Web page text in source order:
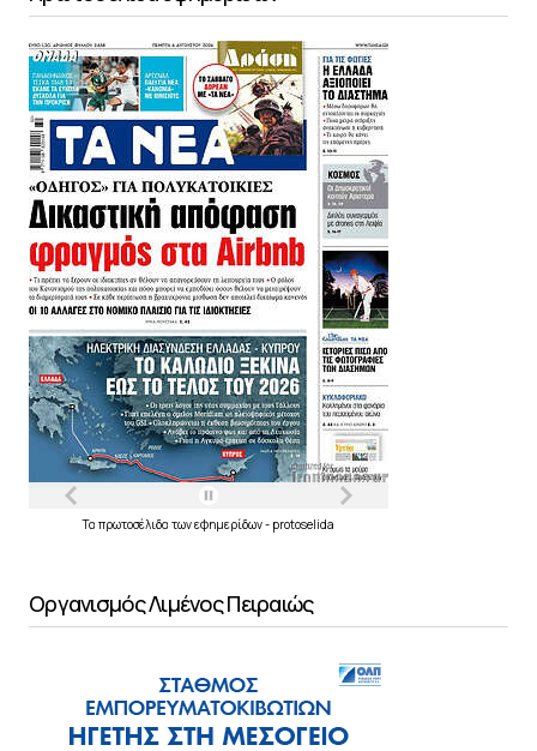
Τα πρωτοσέλιδα τωνεφημερίδων- protoselida
Οργανισμός Λιμένος Πειραιώς